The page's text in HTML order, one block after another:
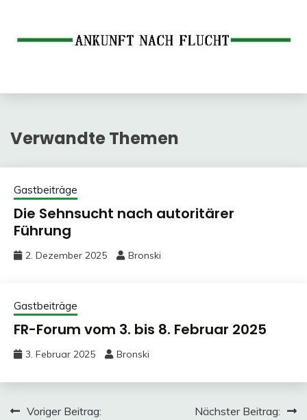
Verwandte Themen
Gastbeiträge
Die Sehnsucht nach autoritärer
Führung
2. Dezember 2025 Bronski
Gastbeiträge
FR-Forum vom 3. bis 8. Februar 2025
3. Februar 2025 Bronski
Beitragsnavigation
Voriger Beitrag: Nächster Beitrag: